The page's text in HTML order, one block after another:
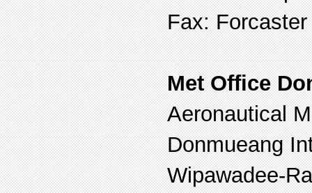
Fax:
Met Office
Aeronautical
Donmueang
Wipawadee-